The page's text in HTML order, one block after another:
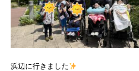
浜辺に行きました